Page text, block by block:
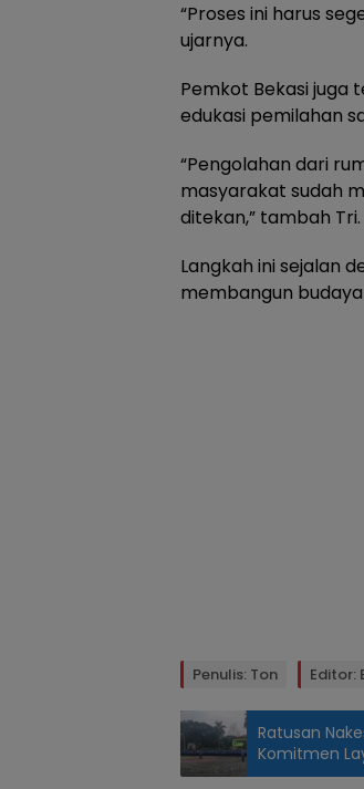
“Proses ini harus
ujarnya.
Pemkot Bekasi juga
edukasi pemilahan
“Pengolahan dari
masyarakat sudah
ditekan,” tambah Tri.
Langkah ini sejalan
membangun
Penulis: Ton Editor:
Ratusan
Komitmen